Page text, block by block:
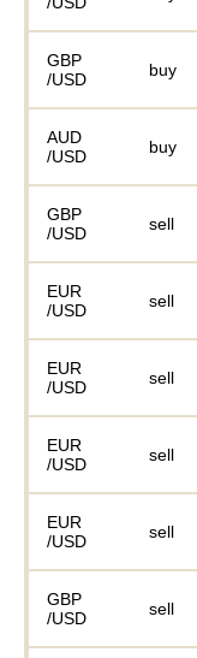
GBP
/USD
buy
AUD
/USD
buy
GBP
/USD
sell
EUR
/USD
sell
EUR
/USD
sell
EUR
/USD
sell
EUR
/USD
sell
GBP
/USD
sell